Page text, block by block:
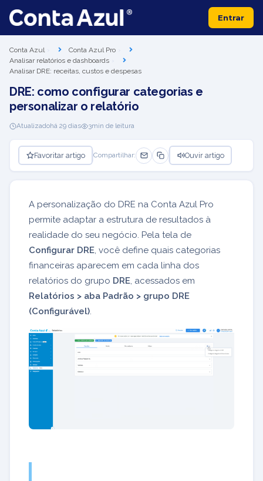
Entrar
Conta Azul
Conta Azul Pro
Analisar relatórios e dashboards
Analisar DRE: receitas, custos e despesas
DRE: como configurar categorias e
personalizar o relatório
Atualizadohá 29 dias 3min de leitura
Favoritar artigo Compartilhar: Ouvir artigo
A personalização do DRE na Conta Azul Pro
permite adaptar a estrutura de resultados à
realidade do seu negócio. Pela tela de
Configurar DRE, você define quais categorias
financeiras aparecem em cada linha dos
relatórios do grupo DRE, acessados em
Relatórios > aba Padrão > grupo DRE
(Configurável).